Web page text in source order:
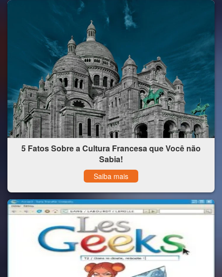
5 Fatos Sobre a Cultura Francesa que Você não
Sabia!
Saiba mais